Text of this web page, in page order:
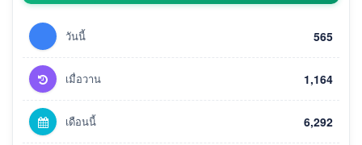
วันนี้ 565
เมื่อวาน 1,164
เดือนนี้ 6,292